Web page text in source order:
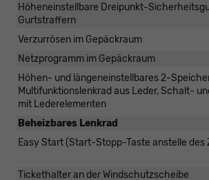
Höheneinstellbare Dreipunkt-
Gurtstraffern
Verzurrösen im Gepäckraum
Netzprogramm im Gepäckraum
Höhen- und längeneinstellbares 2-
Multifunktionslenkrad aus Leder, Schalt-
mit Lederelementen
Beheizbares Lenkrad
Easy Start (Start-Stopp-Taste anstelle des
Tickethalter an der Windschutzscheibe